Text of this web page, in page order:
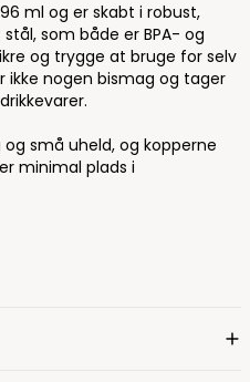
ml og er skabt i robust,
som både er BPA- og
og trygge at bruge for selv
ikke nogen bismag og tager
små uheld, og kopperne
minimal plads i